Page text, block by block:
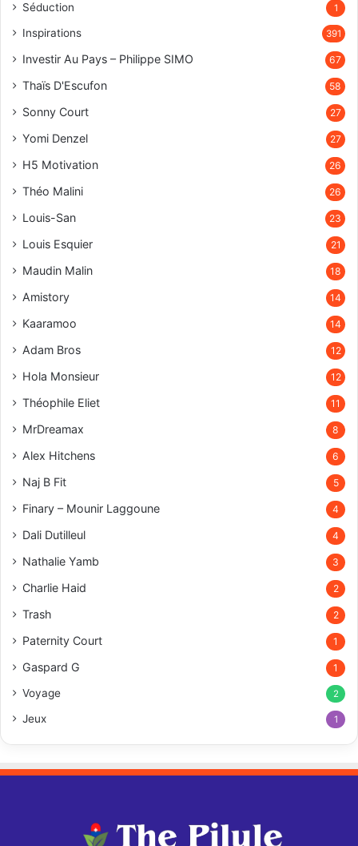
Séduction 1
Inspirations 391
Investir Au Pays – Philippe SIMO 67
Thaïs D'Escufon 58
Sonny Court 27
Yomi Denzel 27
H5 Motivation 26
Théo Malini 26
Louis-San 23
Louis Esquier 21
Maudin Malin 18
Amistory 14
Kaaramoo 14
Adam Bros 12
Hola Monsieur 12
Théophile Eliet 11
MrDreamax 8
Alex Hitchens 6
Naj B Fit 5
Finary – Mounir Laggoune 4
Dali Dutilleul 4
Nathalie Yamb 3
Charlie Haid 2
Trash 2
Paternity Court 1
Gaspard G 1
Voyage 2
Jeux 1